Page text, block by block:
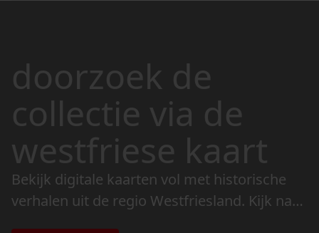
doorzoek de
collectie via de
westfriese kaart
Bekijk digitale kaarten vol met historische
verhalen uit de regio Westfriesland. Kijk naar